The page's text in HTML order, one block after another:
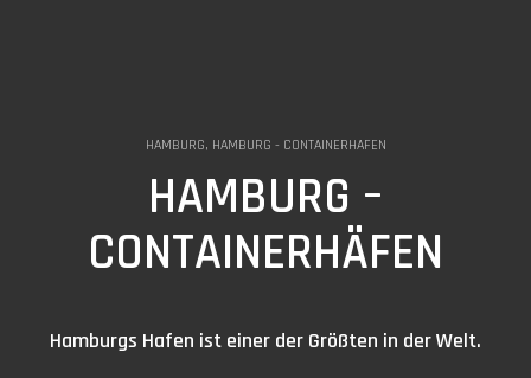
HAMBURG, HAMBURG - CONTAINERHAFEN
HAMBURG –
CONTAINERHÄFEN
Hamburgs Hafen ist einer der Größten in der Welt.